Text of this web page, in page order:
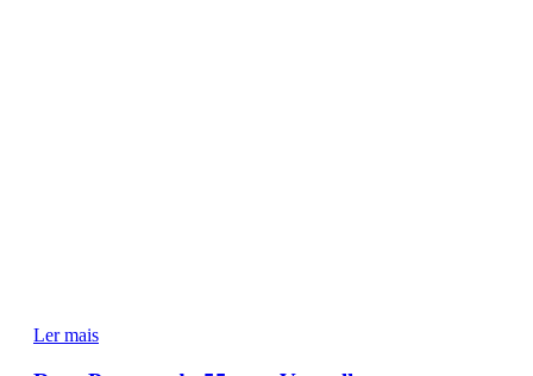
Ler mais